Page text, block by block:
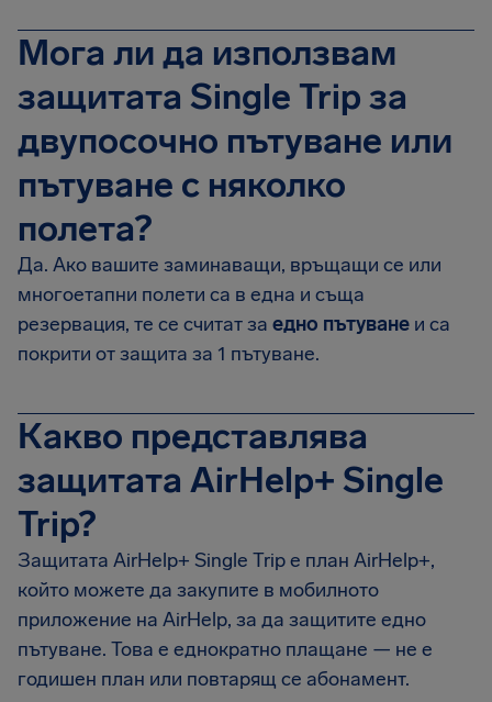
Мога ли да използвам
защитата Single Trip за
двупосочно пътуване или
пътуване с няколко
полета?
Да. Ако вашите заминаващи, връщащи се или
многоетапни полети са в една и съща
резервация, те се считат за едно пътуване и са
покрити от защита за 1 пътуване.
Какво представлява
защитата AirHelp+ Single
Trip?
Защитата AirHelp+ Single Trip е план AirHelp+,
който можете да закупите в мобилното
приложение на AirHelp, за да защитите едно
пътуване. Това е еднократно плащане — не е
годишен план или повтарящ се абонамент.